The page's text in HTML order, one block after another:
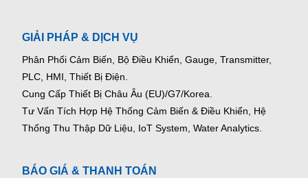
GIẢI PHÁP & DỊCH VỤ
Phân Phối Cảm Biến, Bộ Điều Khiển, Gauge, Transmitter,
PLC, HMI, Thiết Bị Điện.
Cung Cấp Thiết Bị Châu Âu (EU)/G7/Korea.
Tư Vấn Tích Hợp Hệ Thống Cảm Biến & Điều Khiển, Hệ
Thống Thu Thập Dữ Liệu, IoT System, Water Analytics.
BÁO GIÁ & THANH TOÁN